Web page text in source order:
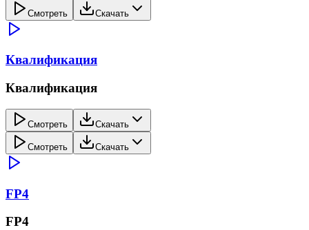
Смотреть Скачать
Квалификация
Квалификация
Смотреть Скачать
Смотреть Скачать
FP4
FP4